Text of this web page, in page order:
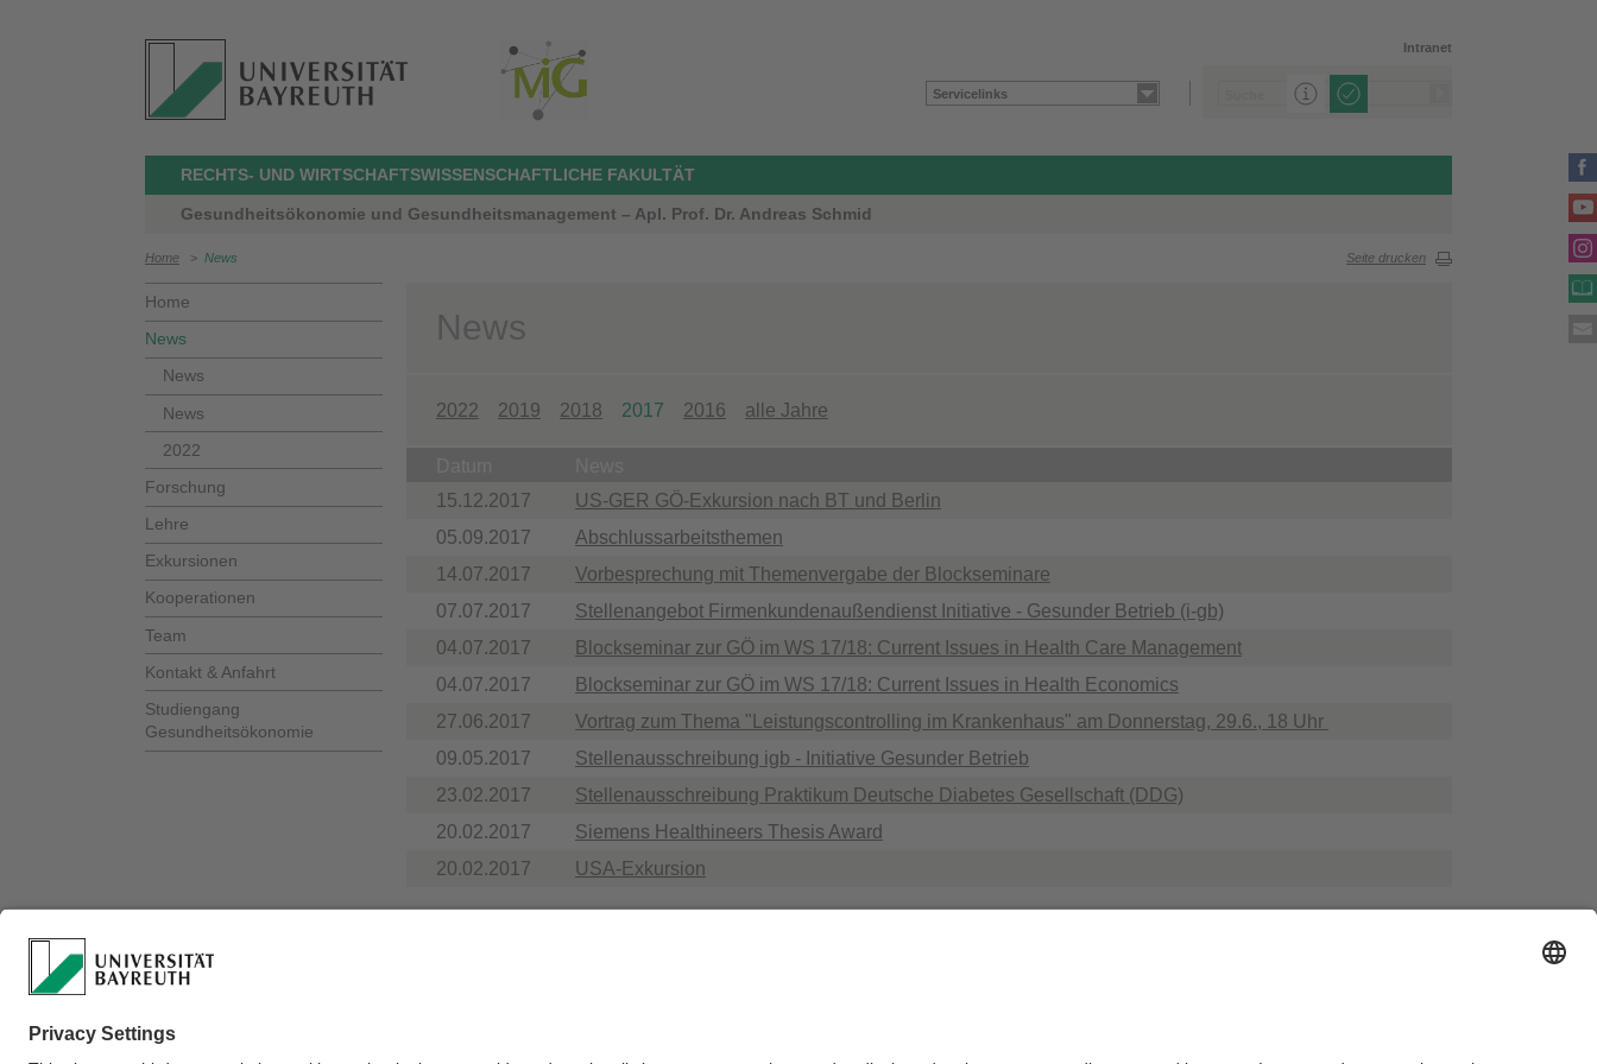
Intranet
Servicelinks
RECHTS- UND WIRTSCHAFTSWISSENSCHAFTLICHE FAKULTÄT
Gesundheitsökonomie und Gesundheitsmanagement – Apl. Prof. Dr. Andreas Schmid
Home > News Seite drucken
Home
News
News
News
2022
Forschung
Lehre
Exkursionen
Kooperationen
Team
Kontakt & Anfahrt
Studiengang
Gesundheitsökonomie
News
2022 2019 2018 2017 2016 alle Jahre
15.12.2017
US-GER GÖ-Exkursion nach BT und Berlin
05.09.2017
Abschlussarbeitsthemen
14.07.2017
Vorbesprechung mit Themenvergabe der Blockseminare
07.07.2017
Stellenangebot Firmenkundenaußendienst Initiative - Gesunder Betrieb (i-gb)
04.07.2017
Blockseminar zur GÖ im WS 17/18: Current Issues in Health Care Management
04.07.2017
Blockseminar zur GÖ im WS 17/18: Current Issues in Health Economics
27.06.2017
Vortrag zum Thema "Leistungscontrolling im Krankenhaus" am Donnerstag, 29.6., 18 Uhr
09.05.2017
Stellenausschreibung igb - Initiative Gesunder Betrieb
23.02.2017
Stellenausschreibung Praktikum Deutsche Diabetes Gesellschaft (DDG)
20.02.2017
Siemens Healthineers Thesis Award
20.02.2017
USA-Exkursion